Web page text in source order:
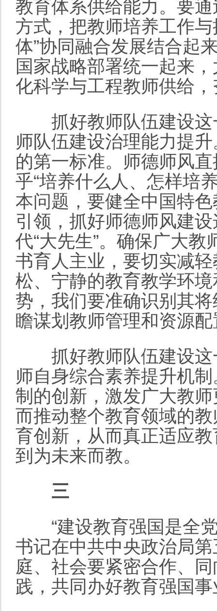
教育体系供给能力。要
方式，把教师培养工作
体”协同融合发展结合起
国家战略部署统一起来
化科学与工程教师供给
抓好教师队伍建设这
师队伍建设治理能力提
的第一标准。师德师风
乎“培养什么人、怎样培
本问题，要健全中国特
引领，抓好师德师风建
代“大先生”。确保广大
书育人主业，要切实减
松、宁静的教育教学环
势，我们要准确识别其
瞻谋划教师管理和资源
抓好教师队伍建设这
师自身综合素养提升机
制的创新，激发广大教
而推动整个教育领域的
育创新，从而真正适应
到为未来而教。
三
“建设教育强国是全党
书记在中共中央政治局
庭、社会要紧密合作、
践，共同办好教育强国